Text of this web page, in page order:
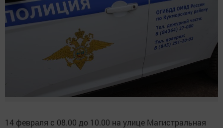
14 февраля с 08.00 до 10.00 на улице Магистральная